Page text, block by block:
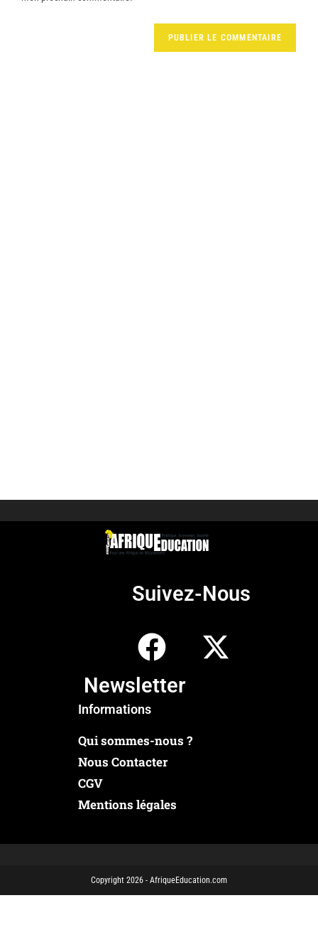
Suivez-Nous
Newsletter
Informations
Qui sommes-nous ?
Nous Contacter
CGV
Mentions légales
Copyright 2026 - AfriqueEducation.com